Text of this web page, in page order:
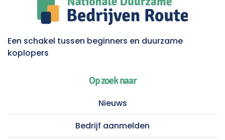
Een schakel tussen beginners en duurzame
koplopers
Op zoek naar
Nieuws
Bedrijf aanmelden